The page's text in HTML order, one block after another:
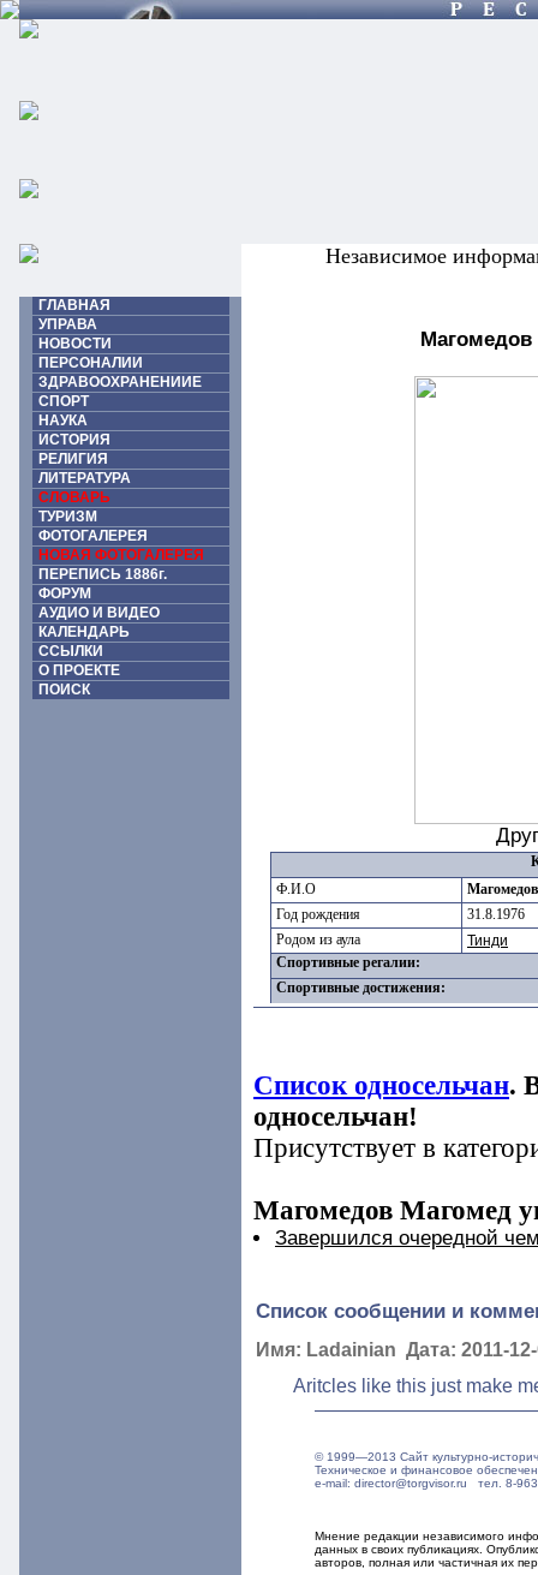
Независимое
ГЛАВНАЯ
УПРАВА
НОВОСТИ
ПЕРСОНАЛИИ
ЗДРАВООХРАНЕНИИЕ
СПОРТ
НАУКА
ИСТОРИЯ
РЕЛИГИЯ
ЛИТЕРАТУРА
СЛОВАРЬ
ТУРИЗМ
ФОТОГАЛЕРЕЯ
НОВАЯ ФОТОГАЛЕРЕЯ
ПЕРЕПИСЬ 1886г.
ФОРУМ
АУДИО И ВИДЕО
КАЛЕНДАРЬ
ССЫЛКИ
О ПРОЕКТЕ
ПОИСК
Ф.И.О
Год рождения
31.8.1976
Родом из аула
Тинди
Спортивные регалии:
Спортивные достижения:
Список односельчан.
односельчан!
Присутствует в
Магомедов Магомед
Завершился очередной
Список сообщении и
Имя: Ladainian Дата: 2011-
Aritcles like this just make
© 1999—2013 Сайт культурно-
Техническое и финансовое
e-mail: director@torgvisor.ru тел. 8-
Мнение редакции независимого
данных в своих публикациях.
авторов, полная или частичная их